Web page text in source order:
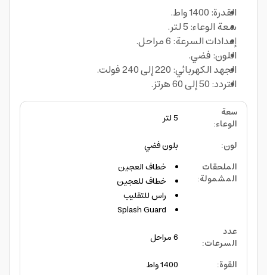
القدرة: 1400 واط.
سعة الوعاء: 5 لتر.
إعدادات السرعة: 6 مراحل.
اللون: فضي.
الجهد الكهربائي: 220 إلى 240 فولت.
التردد: 50 إلى 60 هرتز.
سعة
الوعاء:
5 لتر
لون:
بلون فضي
الملحقات
المشمولة:
خطاف العجين
خطاف للعجين
راس للتقليب
Splash Guard
عدد
السرعات:
6 مراحل
القوة:
1400 واط